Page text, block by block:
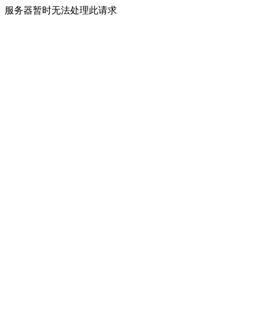
服务器暂时无法处理此请求